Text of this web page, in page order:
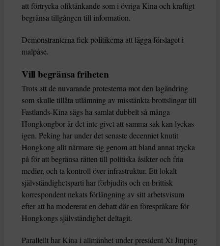
att förtrycka oliktänkande som i övriga Kina och kraftigt
begränsa tillgången till information.
Demonstranterna fick politikerna att lägga förslaget i
malpåse.
Vill begränsa friheten
Trots att de nuvarande protesterna mot den lagändring
som skulle tillåta utlämning av misstänkta brottslingar till
Fastlands-Kina sägs ha samlat dubbelt så många
Hongkongbor är det inte givet att samma sak kan lyckas
igen. Peking har under det senaste decenniet knutit
Hongkong allt närmare sig genom att bland annat trycka
på för att begränsa rätten till politiska åsikter och fria
medier, och ta kontroll över infrastruktur. Ett lokalt
självständighetsparti har förbjudits och en brittisk
korrespondent nekats förlängning av sitt arbetsvisum
efter att ha modererat en debatt där en förespråkare för
Hongkongs självständighet deltagit.
Parallellt har Kina i allmänhet under president Xi Jinping